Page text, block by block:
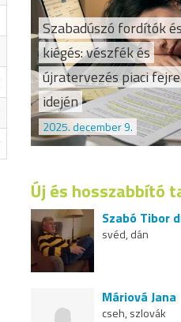
Szabadúszó fordítók
kiégés: vészfék és
újratervezés piaci
idején
2025. december 9.
Új és hosszabbító
Szabó Tibor
svéd, dán
Máriová Jana
cseh, szlovák